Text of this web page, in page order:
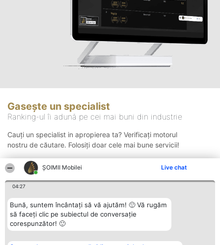
ȘOIMII Mobilei Live chat
04:27
Bună, suntem încântați să vă ajutăm! 🙂 Vă rugăm
să faceți clic pe subiectul de conversație
corespunzător! 🙂
Gasește un specialist
Ranking-ul îi adună pe cei mai buni din industrie
Cauți un specialist in apropierea ta? Verificați motorul
nostru de căutare. Folosiți doar cele mai bune servicii!